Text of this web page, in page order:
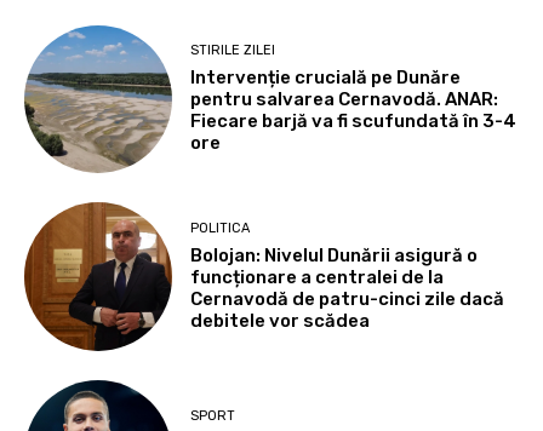
STIRILE ZILEI
Intervenție crucială pe Dunăre
pentru salvarea Cernavodă. ANAR:
Fiecare barjă va fi scufundată în 3-4
ore
POLITICA
Bolojan: Nivelul Dunării asigură o
funcționare a centralei de la
Cernavodă de patru-cinci zile dacă
debitele vor scădea
SPORT